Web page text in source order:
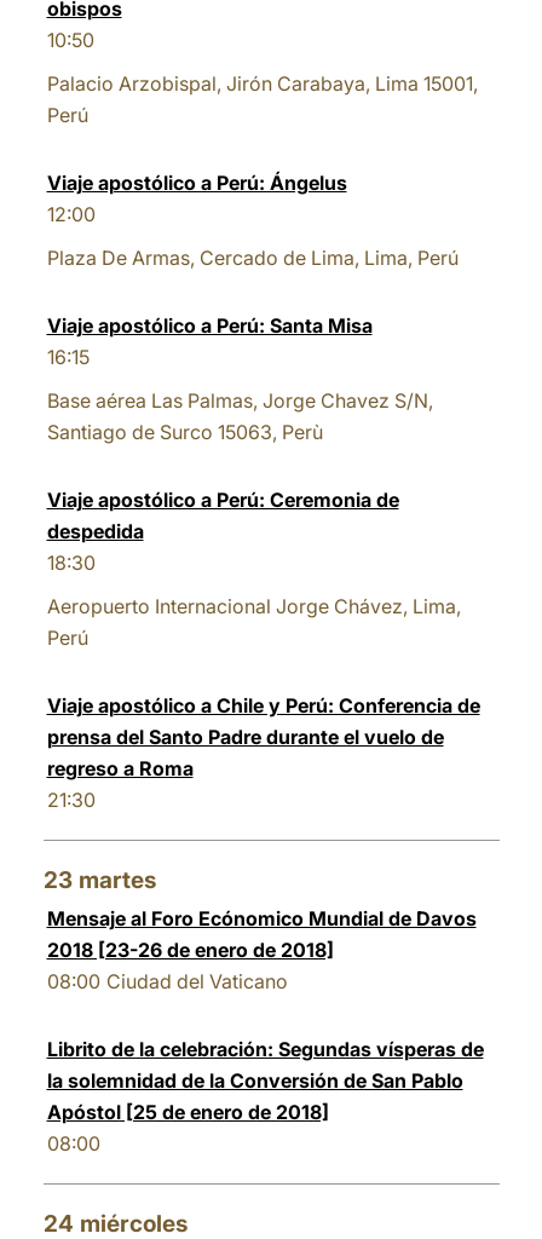
obispos
10:50
Palacio Arzobispal, Jirón Carabaya, Lima 15001,
Perú
Viaje apostólico a Perú: Ángelus
12:00
Plaza De Armas, Cercado de Lima, Lima, Perú
Viaje apostólico a Perú: Santa Misa
16:15
Base aérea Las Palmas, Jorge Chavez S/N,
Santiago de Surco 15063, Perù
Viaje apostólico a Perú: Ceremonia de
despedida
18:30
Aeropuerto Internacional Jorge Chávez, Lima,
Perú
Viaje apostólico a Chile y Perú: Conferencia de
prensa del Santo Padre durante el vuelo de
regreso a Roma
21:30
23 martes
Mensaje al Foro Ecónomico Mundial de Davos
2018 [23-26 de enero de 2018]
08:00 Ciudad del Vaticano
Librito de la celebración: Segundas vísperas de
la solemnidad de la Conversión de San Pablo
Apóstol [25 de enero de 2018]
08:00
24 miércoles